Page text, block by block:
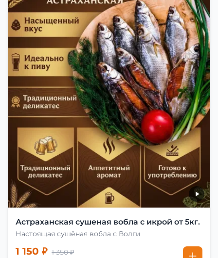
Астраханская сушеная вобла с икрой от 5кг.
Настоящая сушёная вобла с Волги
1 150 ₽ 1 350 ₽